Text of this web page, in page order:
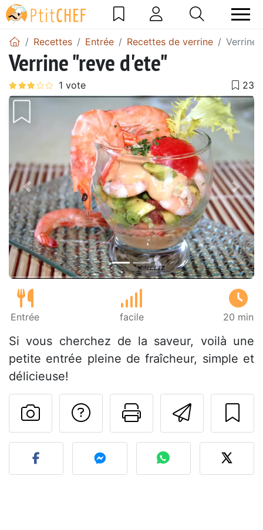
Recettes Entrée Recettes de verrine Verrine
Verrine "reve d'ete"
Précédent
Entrée facile 20 min
Si vous cherchez de la saveur, voilà une
petite entrée pleine de fraîcheur, simple et
délicieuse!
Imprimer
Poser une
Publier votre photo de